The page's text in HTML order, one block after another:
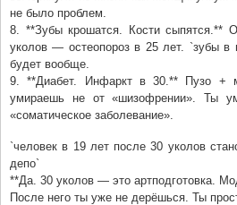
не было проблем.
8. **Зубы крошатся. Кости сыпятся.**
уколов — остеопороз в 25 лет. `зубы
будет вообще.
9. **Диабет. Инфаркт в 30.** Пузо +
умираешь не от «шизофрении». Ты
«соматическое заболевание».
`человек в 19 лет после 30 уколов
депо`
**Да. 30 уколов — это артподготовка.
После него ты уже не дерёшься. Ты